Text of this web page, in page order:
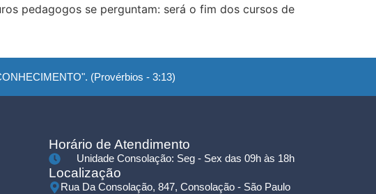
pedagogos se perguntam: será o fim dos cursos de
(Provérbios - 3:13)
Horário de Atendimento
Unidade Consolação: Seg - Sex das 09h às 18h
Localização
Rua Da Consolação, 847, Consolação - São Paulo